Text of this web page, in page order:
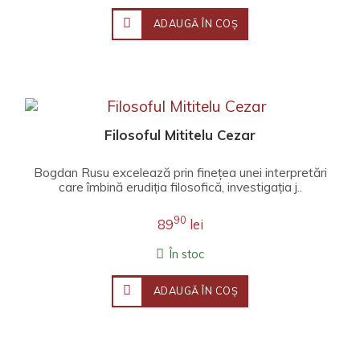
ADAUGĂ ÎN COŞ
Filosoful Mititelu Cezar
Bogdan Rusu excelează prin finețea unei interpretări
care îmbină erudiția filosofică, investigația j..
8990 lei
În stoc
ADAUGĂ ÎN COŞ